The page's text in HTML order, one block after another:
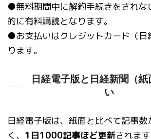
●無料期間中に解約手続きをされな
的に有料購読となります。
●お支払いはクレジットカード（日
ります。
日経電子版と日経新聞（紙
い
日経電子版は、紙面と比べて記事
く、 1日1000記事ほど更新されます